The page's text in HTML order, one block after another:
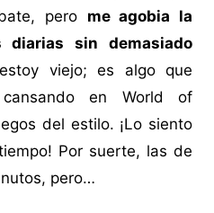
pero me agobia la
diarias sin demasiado
viejo; es algo que
en World of
del estilo. ¡Lo siento
Por suerte, las de
pero…